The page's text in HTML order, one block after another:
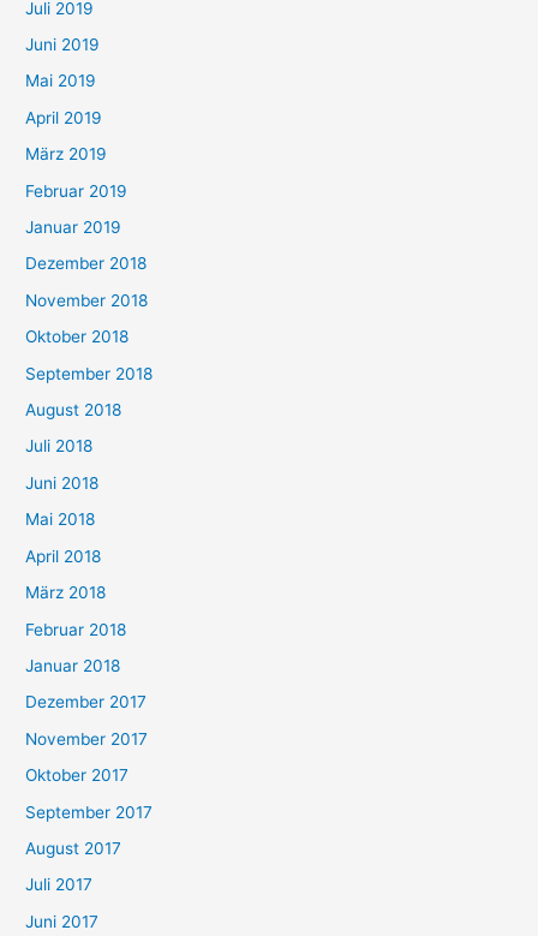
Juli 2019
Juni 2019
Mai 2019
April 2019
März 2019
Februar 2019
Januar 2019
Dezember 2018
November 2018
Oktober 2018
September 2018
August 2018
Juli 2018
Juni 2018
Mai 2018
April 2018
März 2018
Februar 2018
Januar 2018
Dezember 2017
November 2017
Oktober 2017
September 2017
August 2017
Juli 2017
Juni 2017